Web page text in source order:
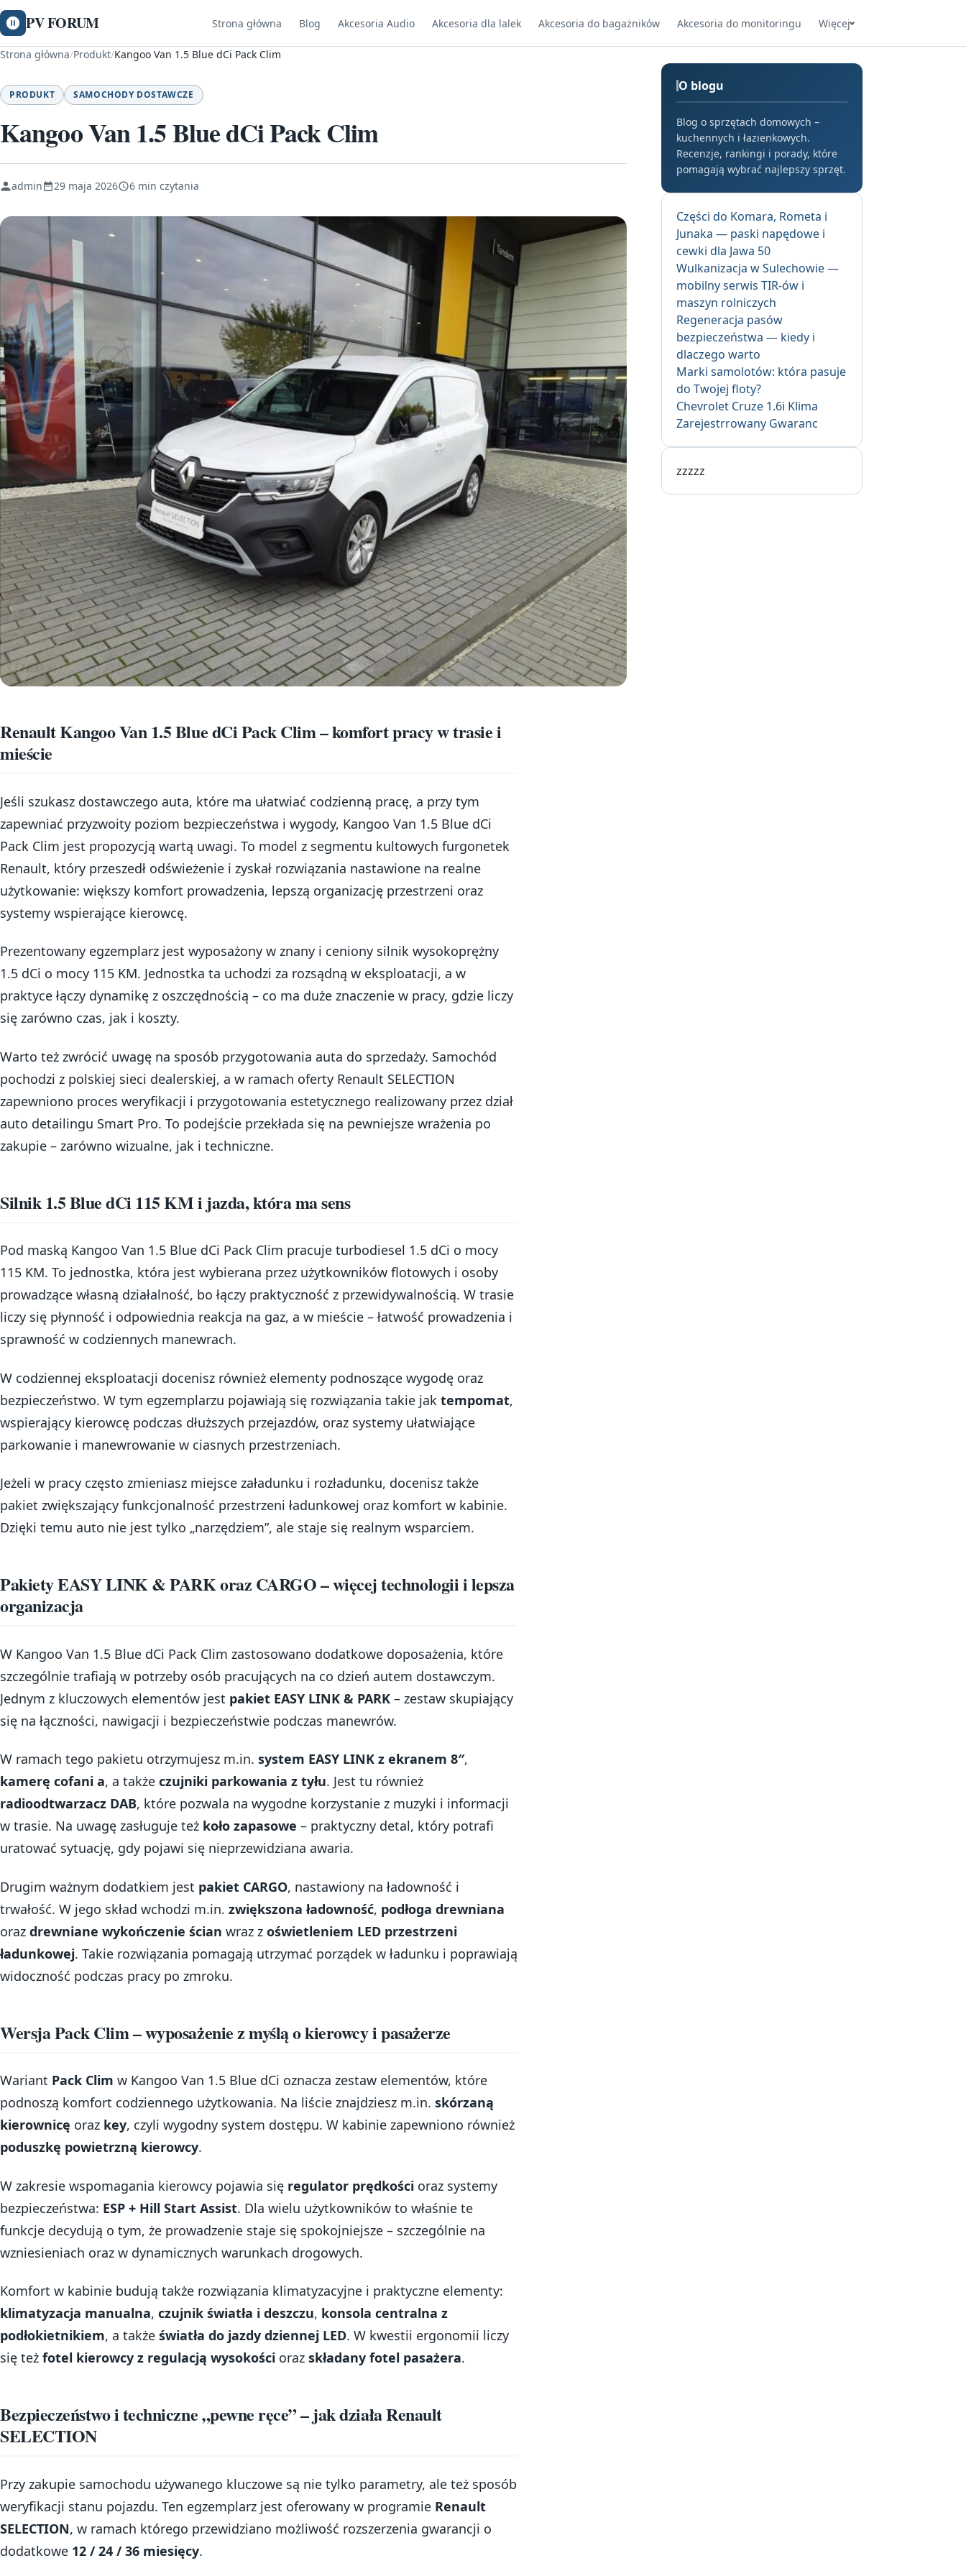
PV FORUM Strona główna Blog Akcesoria Audio Akcesoria dla lalek Akcesoria do bagażników Akcesoria do monitoringu Więcej
Strona główna/Produkt/Kangoo Van 1.5 Blue dCi Pack Clim
PRODUKT SAMOCHODY DOSTAWCZE
Kangoo Van 1.5 Blue dCi Pack Clim
admin 29 maja 2026 6 min czytania
Renault Kangoo Van 1.5 Blue dCi Pack Clim – komfort pracy w trasie i
mieście
Jeśli szukasz dostawczego auta, które ma ułatwiać codzienną pracę, a przy tym
zapewniać przyzwoity poziom bezpieczeństwa i wygody, Kangoo Van 1.5 Blue dCi
Pack Clim jest propozycją wartą uwagi. To model z segmentu kultowych furgonetek
Renault, który przeszedł odświeżenie i zyskał rozwiązania nastawione na realne
użytkowanie: większy komfort prowadzenia, lepszą organizację przestrzeni oraz
systemy wspierające kierowcę.
Prezentowany egzemplarz jest wyposażony w znany i ceniony silnik wysokoprężny
1.5 dCi o mocy 115 KM. Jednostka ta uchodzi za rozsądną w eksploatacji, a w
praktyce łączy dynamikę z oszczędnością – co ma duże znaczenie w pracy, gdzie liczy
się zarówno czas, jak i koszty.
Warto też zwrócić uwagę na sposób przygotowania auta do sprzedaży. Samochód
pochodzi z polskiej sieci dealerskiej, a w ramach oferty Renault SELECTION
zapewniono proces weryfikacji i przygotowania estetycznego realizowany przez dział
auto detailingu Smart Pro. To podejście przekłada się na pewniejsze wrażenia po
zakupie – zarówno wizualne, jak i techniczne.
Silnik 1.5 Blue dCi 115 KM i jazda, która ma sens
Pod maską Kangoo Van 1.5 Blue dCi Pack Clim pracuje turbodiesel 1.5 dCi o mocy
115 KM. To jednostka, która jest wybierana przez użytkowników flotowych i osoby
prowadzące własną działalność, bo łączy praktyczność z przewidywalnością. W trasie
liczy się płynność i odpowiednia reakcja na gaz, a w mieście – łatwość prowadzenia i
sprawność w codziennych manewrach.
W codziennej eksploatacji docenisz również elementy podnoszące wygodę oraz
bezpieczeństwo. W tym egzemplarzu pojawiają się rozwiązania takie jak tempomat,
wspierający kierowcę podczas dłuższych przejazdów, oraz systemy ułatwiające
parkowanie i manewrowanie w ciasnych przestrzeniach.
Jeżeli w pracy często zmieniasz miejsce załadunku i rozładunku, docenisz także
pakiet zwiększający funkcjonalność przestrzeni ładunkowej oraz komfort w kabinie.
Dzięki temu auto nie jest tylko „narzędziem”, ale staje się realnym wsparciem.
Pakiety EASY LINK & PARK oraz CARGO – więcej technologii i lepsza
organizacja
W Kangoo Van 1.5 Blue dCi Pack Clim zastosowano dodatkowe doposażenia, które
szczególnie trafiają w potrzeby osób pracujących na co dzień autem dostawczym.
Jednym z kluczowych elementów jest pakiet EASY LINK & PARK – zestaw skupiający
się na łączności, nawigacji i bezpieczeństwie podczas manewrów.
W ramach tego pakietu otrzymujesz m.in. system EASY LINK z ekranem 8″,
kamerę cofani a, a także czujniki parkowania z tyłu. Jest tu również
radioodtwarzacz DAB, które pozwala na wygodne korzystanie z muzyki i informacji
w trasie. Na uwagę zasługuje też koło zapasowe – praktyczny detal, który potrafi
uratować sytuację, gdy pojawi się nieprzewidziana awaria.
Drugim ważnym dodatkiem jest pakiet CARGO, nastawiony na ładowność i
trwałość. W jego skład wchodzi m.in. zwiększona ładowność, podłoga drewniana
oraz drewniane wykończenie ścian wraz z oświetleniem LED przestrzeni
ładunkowej. Takie rozwiązania pomagają utrzymać porządek w ładunku i poprawiają
widoczność podczas pracy po zmroku.
Wersja Pack Clim – wyposażenie z myślą o kierowcy i pasażerze
Wariant Pack Clim w Kangoo Van 1.5 Blue dCi oznacza zestaw elementów, które
podnoszą komfort codziennego użytkowania. Na liście znajdziesz m.in. skórzaną
kierownicę oraz key, czyli wygodny system dostępu. W kabinie zapewniono również
poduszkę powietrzną kierowcy.
W zakresie wspomagania kierowcy pojawia się regulator prędkości oraz systemy
bezpieczeństwa: ESP + Hill Start Assist. Dla wielu użytkowników to właśnie te
funkcje decydują o tym, że prowadzenie staje się spokojniejsze – szczególnie na
wzniesieniach oraz w dynamicznych warunkach drogowych.
Komfort w kabinie budują także rozwiązania klimatyzacyjne i praktyczne elementy:
klimatyzacja manualna, czujnik światła i deszczu, konsola centralna z
podłokietnikiem, a także światła do jazdy dziennej LED. W kwestii ergonomii liczy
się też fotel kierowcy z regulacją wysokości oraz składany fotel pasażera.
Bezpieczeństwo i techniczne „pewne ręce” – jak działa Renault
SELECTION
Przy zakupie samochodu używanego kluczowe są nie tylko parametry, ale też sposób
weryfikacji stanu pojazdu. Ten egzemplarz jest oferowany w programie Renault
SELECTION, w ramach którego przewidziano możliwość rozszerzenia gwarancji o
dodatkowe 12 / 24 / 36 miesięcy.
O blogu
Blog o sprzętach domowych –
kuchennych i łazienkowych.
Recenzje, rankingi i porady, które
pomagają wybrać najlepszy sprzęt.
Części do Komara, Rometa i
Junaka — paski napędowe i
cewki dla Jawa 50
Wulkanizacja w Sulechowie —
mobilny serwis TIR-ów i
maszyn rolniczych
Regeneracja pasów
bezpieczeństwa — kiedy i
dlaczego warto
Marki samolotów: która pasuje
do Twojej floty?
Chevrolet Cruze 1.6i Klima
Zarejestrrowany Gwaranc
zzzzz